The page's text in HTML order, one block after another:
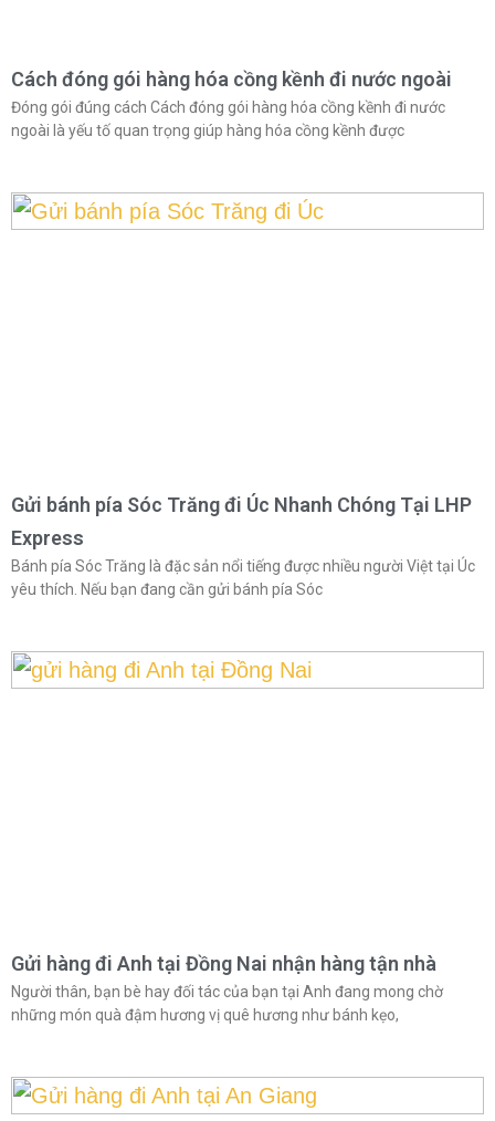
Cách đóng gói hàng hóa cồng kềnh đi nước ngoài
Đóng gói đúng cách Cách đóng gói hàng hóa cồng kềnh đi nước
ngoài là yếu tố quan trọng giúp hàng hóa cồng kềnh được
Gửi bánh pía Sóc Trăng đi Úc Nhanh Chóng Tại LHP
Express
Bánh pía Sóc Trăng là đặc sản nổi tiếng được nhiều người Việt tại Úc
yêu thích. Nếu bạn đang cần gửi bánh pía Sóc
Gửi hàng đi Anh tại Đồng Nai nhận hàng tận nhà
Người thân, bạn bè hay đối tác của bạn tại Anh đang mong chờ
những món quà đậm hương vị quê hương như bánh kẹo,